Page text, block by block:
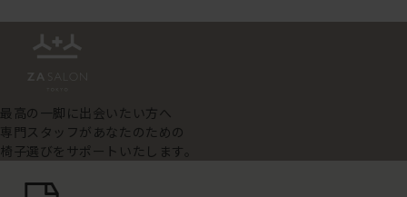
最高の一脚に出会いたい方へ
専門スタッフがあなたのための
椅子選びをサポートいたします。